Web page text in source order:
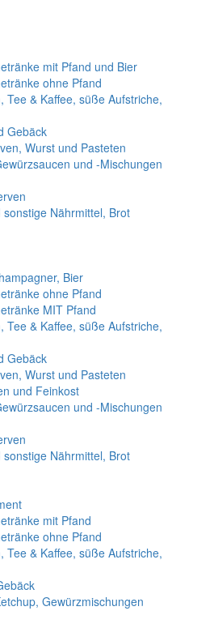
mit Pfand und Bier
ohne Pfand
Tee & Kaffee, süße Aufstriche,
Gebäck
Wurst und Pasteten
und -Mischungen
Nährmittel, Brot
Bier
ohne Pfand
MIT Pfand
Tee & Kaffee, süße Aufstriche,
Gebäck
Wurst und Pasteten
und Feinkost
und -Mischungen
Nährmittel, Brot
mit Pfand
ohne Pfand
Tee & Kaffee, süße Aufstriche,
Gewürzmischungen